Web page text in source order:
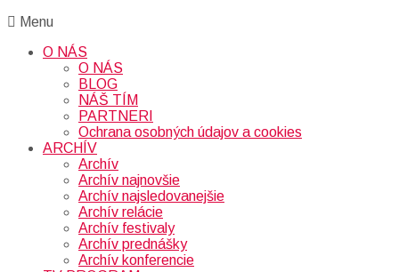
Menu
O NÁS
O NÁS
BLOG
NÁŠ TÍM
PARTNERI
Ochrana osobných údajov a cookies
ARCHÍV
Archív
Archív najnovšie
Archív najsledovanejšie
Archív relácie
Archív festivaly
Archív prednášky
Archív konferencie